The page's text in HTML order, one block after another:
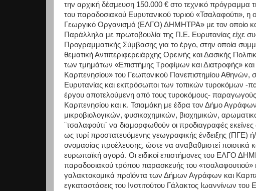
την αρχική δέσμευση 150.000 € στο τεχνικό πρόγραμμα
του παραδοσιακού Ευρυτανικού τυριού «Τσαλαφούτι»,
Γεωργικό Οργανισμό (ΕΛΓΟ) ΔΗΜΗΤΡΑ» με τον οποίο
Παράλληλα με πρωτοβουλία της Π.Ε. Ευρυτανίας είχε
Προγραμματικής Σύμβασης για το έργο, στην οποία
θεματική Αντιπεριφερειάρχης Ορεινής και Δασικής
των τμημάτων «Επιστήμης Τροφίμων και Διατροφής»
Καρπενησίου» του Γεωπονικού Πανεπιστημίου Αθηνών,
Ευρυτανίας και εκπρόσωποι των τοπικών τυροκόμων
έργου αποτελούμενη από τους τυροκόμους-
Καρπενησίου και κ. Τσιαμάκη με έδρα τον Δήμο
μικροβιολογικών, φυσικοχημικών, βιοχημικών,
¨τσαλαφούτι¨ να διαμορφωθούν οι προδιαγραφές
ως τυρί προστατευόμενης γεωγραφικής ένδειξης (ΠΓΕ)
ονομασίας προέλευσης, ώστε να αναβαθμιστεί ποιοτικά
ευρωπαϊκή αγορά. Οι ειδικοί επιστήμονες του ΕΛΓΟ
παραδοσιακού τρόπου παρασκευής του
γαλακτοκομικά προϊόντα των Δήμων Αγράφων και
εγκαταστάσεις του Ινστιτούτου Γάλακτος Ιωαννίνων